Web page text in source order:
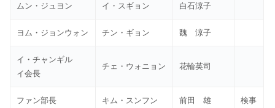
ムン・ジュヨン イ・スギョン 白石涼子
ヨム・ジョンウォン チン・ギョン 魏 涼子
イ・チャンギル
イ会長
チェ・ウォニョン 花輪英司
ファン部長 キム・スンフン 前田 雄 検事